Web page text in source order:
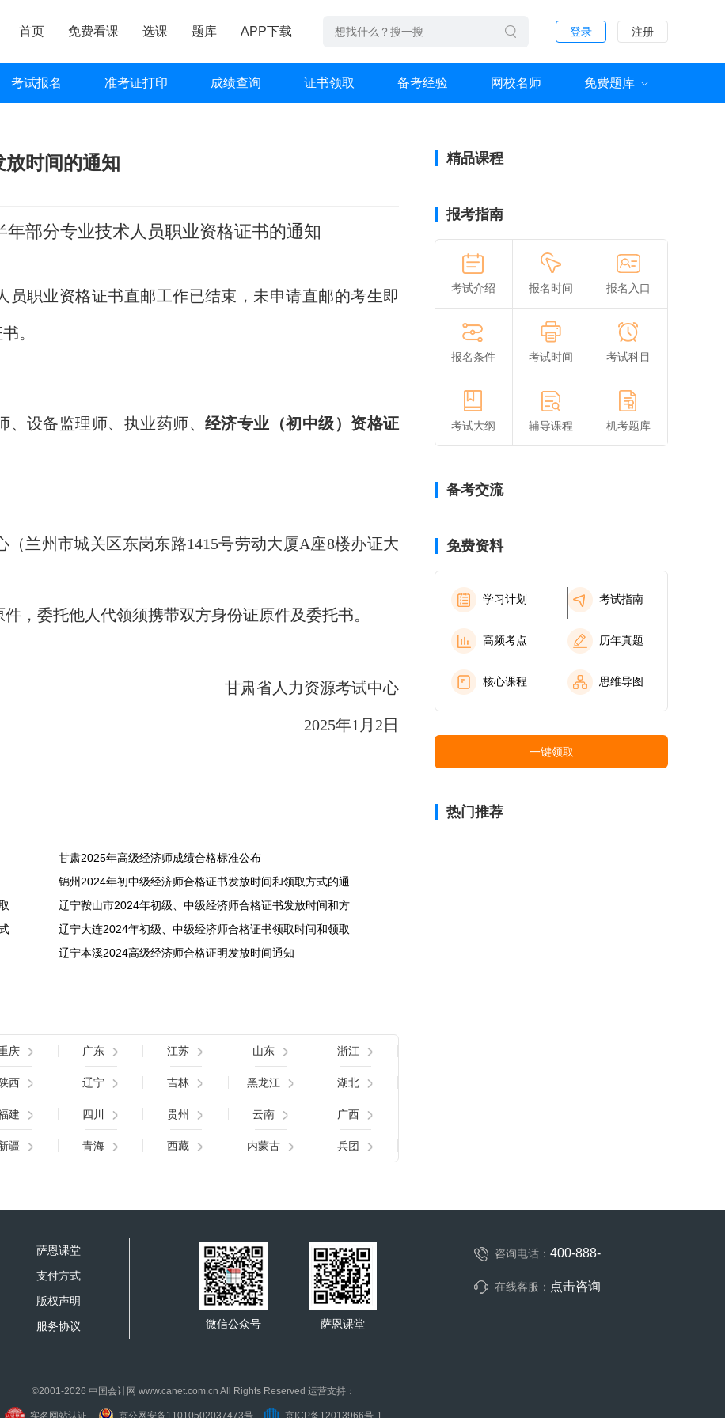
首页 免费看课 选课 题库 APP下载 登录 注册
考试报名 准考证打印 成绩查询 证书领取 备考经验 网校名师 免费题库
时间的通知
年部分专业技术人员职业资格证书的通知
员职业资格证书直邮工作已结束，未申请直邮的考生即
。
、设备监理师、执业药师、 经济专业（初中级）资格证
兰州市城关区东岗东路1415号劳动大厦A座8楼办证大
，委托他人代领须携带双方身份证原件及委托书。
甘肃省人力资源考试中心
2025年1月2日
甘肃2025年高级经济师成绩合格标准公布
锦州2024年初中级经济师合格证书发放时间和领取方式的通
辽宁鞍山市2024年初级、中级经济师合格证书发放时间和方
辽宁大连2024年初级、中级经济师合格证书领取时间和领取
辽宁本溪2024高级经济师合格证明发放时间通知
庆 广东 江苏 山东 浙江
陕西 辽宁 吉林 黑龙江 湖北
建 四川 贵州 云南 广西
疆 青海 西藏 内蒙古 兵团
精品课程
报考指南
考试介绍 报名时间 报名入口
报名条件 考试时间 考试科目
考试大纲 辅导课程 机考题库
备考交流
免费资料
学习计划 考试指南
高频考点 历年真题
核心课程 思维导图
一键领取
热门推荐
萨恩课堂
支付方式
版权声明
服务协议 微信公众号 萨恩课堂
咨询电话： 400-888-
在线客服： 点击咨询
©2001-2026 中国会计网 www.canet.com.cn All Rights Reserved 运营支持：
实名网站认证 京公网安备11010502037473号 京ICP备12013966号-1